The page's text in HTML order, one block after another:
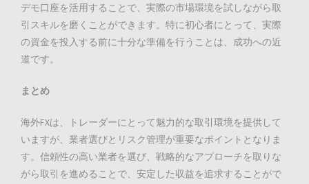
デモ口座を活用することで、実際の市場環境を試しながら取
引スキルを磨くことができます。特に初心者にとって、実際
の資金を投入する前に十分な準備を行うことは、成功への近
道です。
まとめ
海外FXは、トレーダーにとって魅力的な取引環境を提供して
いますが、業者選びとリスク管理が重要なポイントとなりま
す。信頼性の高い業者を選び、戦略的なアプローチを取りな
がら取引を進めることで、安定した収益を追求することがで